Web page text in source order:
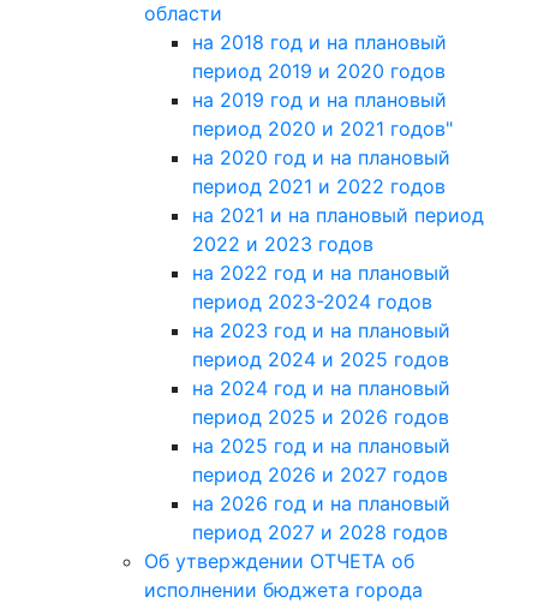
области
на 2018 год и на плановый
период 2019 и 2020 годов
на 2019 год и на плановый
период 2020 и 2021 годов"
на 2020 год и на плановый
период 2021 и 2022 годов
на 2021 и на плановый период
2022 и 2023 годов
на 2022 год и на плановый
период 2023-2024 годов
на 2023 год и на плановый
период 2024 и 2025 годов
на 2024 год и на плановый
период 2025 и 2026 годов
на 2025 год и на плановый
период 2026 и 2027 годов
на 2026 год и на плановый
период 2027 и 2028 годов
Об утверждении ОТЧЕТА об
исполнении бюджета города